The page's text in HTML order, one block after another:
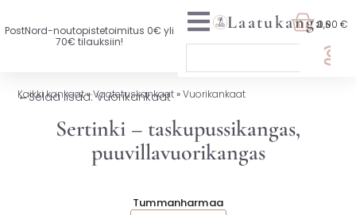
PostNord-noutopistetoimitus 0€ yli
70€ tilauksiin!
UUTTA VALIKOIMASSA
KAIKKI KANKAAT
Laatukangas0,00 €
Kaikki kankaat»Vaatetuskankaat»Vuorikankaat
←Selaa lisää: Vuorikankaat
Sertinki – taskupussikangas,
puuvillavuorikangas
Tummanharmaa